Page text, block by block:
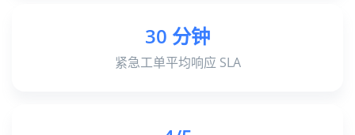
30 分钟
紧急工单平均响应 SLA